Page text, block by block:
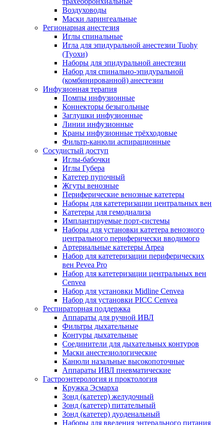
Воздуховоды
Маски ларингеальные
Регионарная анестезия
Иглы спинальные
Игла для эпидуральной анестезии Tuohy
(Туохи)
Наборы для эпидуральной анестезии
Набор для спинально-эпидуральной
(комбинированной) анестезии
Инфузионная терапия
Помпы инфузионные
Коннекторы безыгольные
Заглушки инфузионные
Линии инфузионные
Краны инфузионные трёхходовые
Фильтр-канюли аспирационные
Сосудистый доступ
Иглы-бабочки
Иглы Губера
Катетер пупочный
Жгуты венозные
Периферические венозные катетеры
Наборы для катетеризации центральных вен
Катетеры для гемодиализа
Имплантируемые порт‑системы
Наборы для установки катетера венозного
центрального периферически вводимого
Артериальные катетеры Arpea
Набор для катетеризации периферических
вен Pevea Pro
Набор для катетеризации центральных вен
Cenvea
Набор для установки Midline Cenvea
Набор для установки PICC Cenvea
Респираторная поддержка
Аппараты для ручной ИВЛ
Фильтры дыхательные
Контуры дыхательные
Соединители для дыхательных контуров
Маски анестезиологические
Канюли назальные высокопоточные
Аппараты ИВЛ пневматические
Гастроэнтерология и проктология
Кружка Эсмарха
Зонд (катетер) желудочный
Зонд (катетер) питательный
Зонд (катетер) дуоденальный
Наборы для введения энтерального питания